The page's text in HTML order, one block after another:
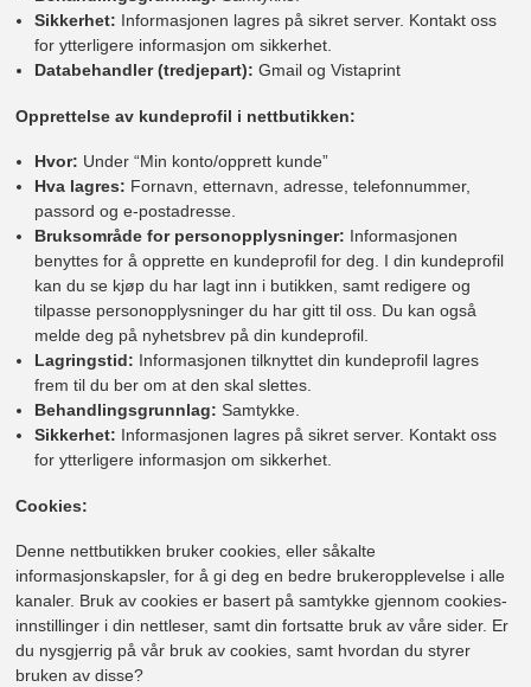
Sikkerhet: Informasjonen lagres på sikret server. Kontakt oss
for ytterligere informasjon om sikkerhet.
Databehandler (tredjepart): Gmail og Vistaprint
Opprettelse av kundeprofil i nettbutikken:
Hvor: Under “Min konto/opprett kunde”
Hva lagres: Fornavn, etternavn, adresse, telefonnummer,
passord og e-postadresse.
Bruksområde for personopplysninger: Informasjonen
benyttes for å opprette en kundeprofil for deg. I din kundeprofil
kan du se kjøp du har lagt inn i butikken, samt redigere og
tilpasse personopplysninger du har gitt til oss. Du kan også
melde deg på nyhetsbrev på din kundeprofil.
Lagringstid: Informasjonen tilknyttet din kundeprofil lagres
frem til du ber om at den skal slettes.
Behandlingsgrunnlag: Samtykke.
Sikkerhet: Informasjonen lagres på sikret server. Kontakt oss
for ytterligere informasjon om sikkerhet.
Cookies:
Denne nettbutikken bruker cookies, eller såkalte
informasjonskapsler, for å gi deg en bedre brukeropplevelse i alle
kanaler. Bruk av cookies er basert på samtykke gjennom cookies-
innstillinger i din nettleser, samt din fortsatte bruk av våre sider. Er
du nysgjerrig på vår bruk av cookies, samt hvordan du styrer
bruken av disse?